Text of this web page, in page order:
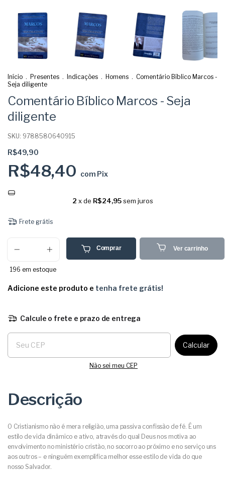
Início . Presentes . Indicações . Homens . Comentário Bíblico Marcos -
Seja diligente
Comentário Bíblico Marcos - Seja
diligente
SKU: 9788580640915
R$49,90
R$48,40 com Pix
2 x de R$24,95 sem juros
Frete grátis
196 em estoque
Comprar Ver carrinho
Adicione este produto e tenha frete grátis!
Calcule o frete e prazo de entrega
Entregas para o CEP:
Calcular
Não sei meu CEP
Descrição
O Cristianismo não é mera religião, uma passiva confissão de fé. É um
estilo de vida dinâmico e ativo, através do qual Deus nos motiva ao
envolvimento no ministério cristão, no socorro ao próximo e no serviço uns
aos outros – e ninguém exemplifica melhor esse estilo de vida do que
nosso Salvador.